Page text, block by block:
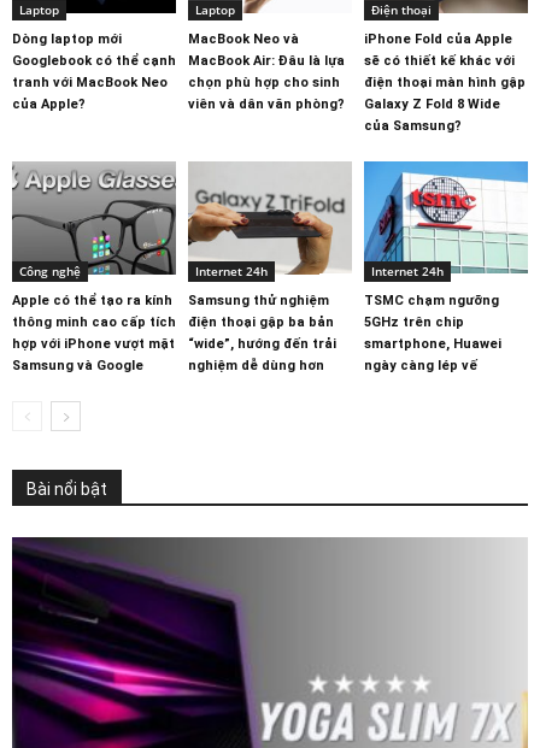
Laptop
Dòng laptop mới
Googlebook có thể cạnh
tranh với MacBook Neo
của Apple?
Laptop
MacBook Neo và
MacBook Air: Đâu là lựa
chọn phù hợp cho sinh
viên và dân văn phòng?
Điện thoại
iPhone Fold của Apple
sẽ có thiết kế khác với
điện thoại màn hình gập
Galaxy Z Fold 8 Wide
của Samsung?
Công nghệ
Apple có thể tạo ra kính
thông minh cao cấp tích
hợp với iPhone vượt mặt
Samsung và Google
Internet 24h
Samsung thử nghiệm
điện thoại gập ba bản
“wide”, hướng đến trải
nghiệm dễ dùng hơn
Internet 24h
TSMC chạm ngưỡng
5GHz trên chip
smartphone, Huawei
ngày càng lép vế
Bài nổi bật